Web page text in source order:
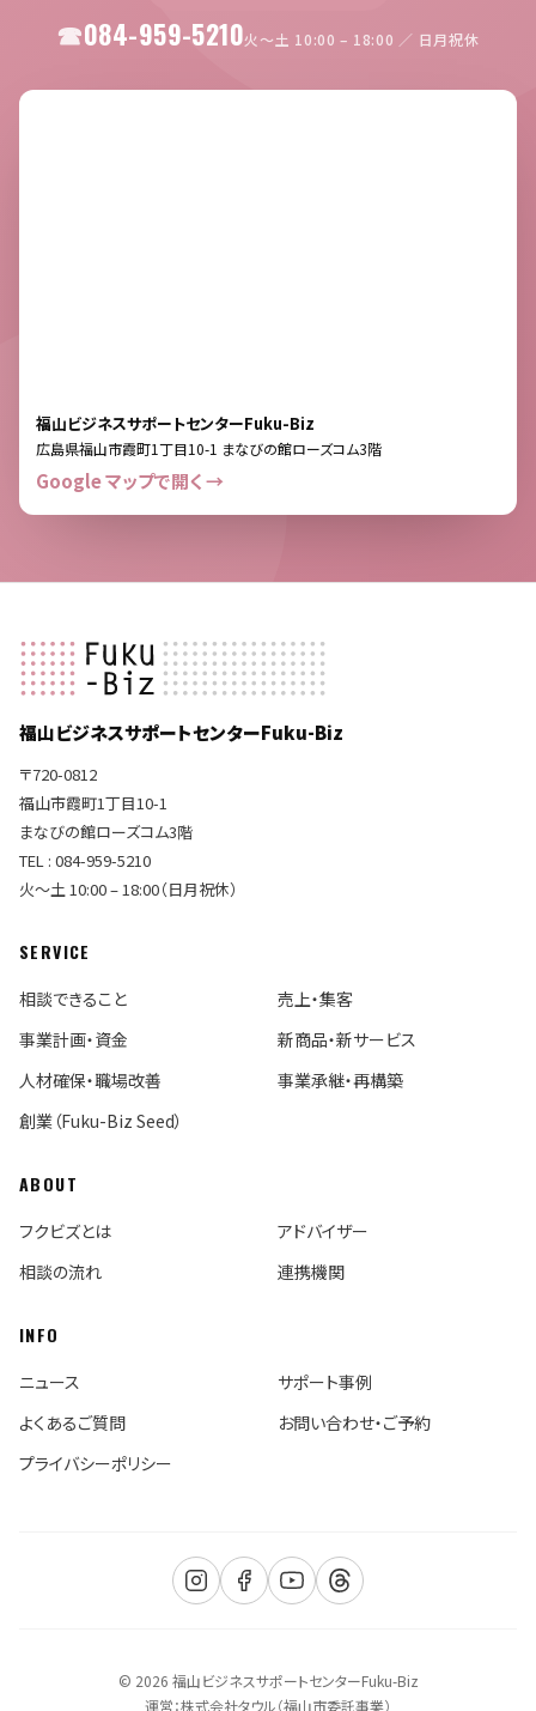
084-959-5210火〜土 10:00 – 18:00 ／ 日月祝休
福山ビジネスサポートセンターFuku-Biz
広島県福山市霞町1丁目10-1 まなびの館ローズコム3階
Google マップで開く →
福山ビジネスサポートセンターFuku-Biz
〒720-0812
福山市霞町1丁目10-1
まなびの館ローズコム3階
TEL : 084-959-5210
火〜土 10:00 – 18:00（日月祝休）
SERVICE
相談できること
売上・集客
事業計画・資金
新商品・新サービス
人材確保・職場改善
事業承継・再構築
創業（Fuku-Biz Seed）
ABOUT
フクビズとは
アドバイザー
相談の流れ
連携機関
INFO
ニュース
サポート事例
よくあるご質問
お問い合わせ・ご予約
プライバシーポリシー
© 2026 福山ビジネスサポートセンターFuku-Biz
運営：株式会社タウル（福山市委託事業）